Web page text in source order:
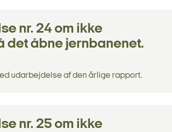
nr. 24 om ikke
åbne jernbanenet.
udarbejdelse af den årlige rapport.
nr. 25 om ikke